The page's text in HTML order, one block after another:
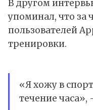
В другом
упоминал, что за
пользователей
тренировки.
«Я хожу в
течение часа»,